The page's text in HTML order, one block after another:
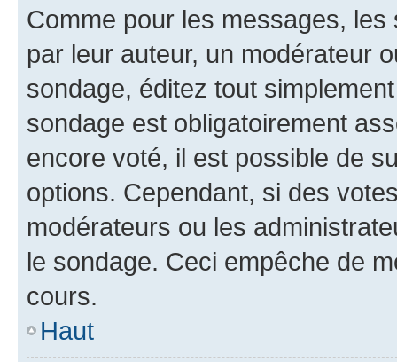
Comme pour les messages,
par leur auteur, un modérateur
sondage, éditez tout
sondage est obligatoirement
encore voté, il est possible de
options. Cependant, si des
modérateurs ou les
le sondage. Ceci empêche de
cours.
Haut